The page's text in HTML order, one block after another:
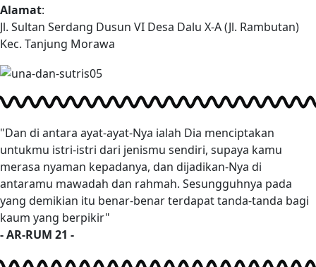
Alamat:
Jl. Sultan Serdang Dusun VI Desa Dalu X-A (Jl. Rambutan)
Kec. Tanjung Morawa
"Dan di antara ayat-ayat-Nya ialah Dia menciptakan
untukmu istri-istri dari jenismu sendiri, supaya kamu
merasa nyaman kepadanya, dan dijadikan-Nya di
antaramu mawadah dan rahmah. Sesungguhnya pada
yang demikian itu benar-benar terdapat tanda-tanda bagi
kaum yang berpikir"
- AR-RUM 21 -